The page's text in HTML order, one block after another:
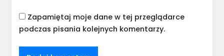
Zapamiętaj moje dane w tej przeglądarce
podczas pisania kolejnych komentarzy.